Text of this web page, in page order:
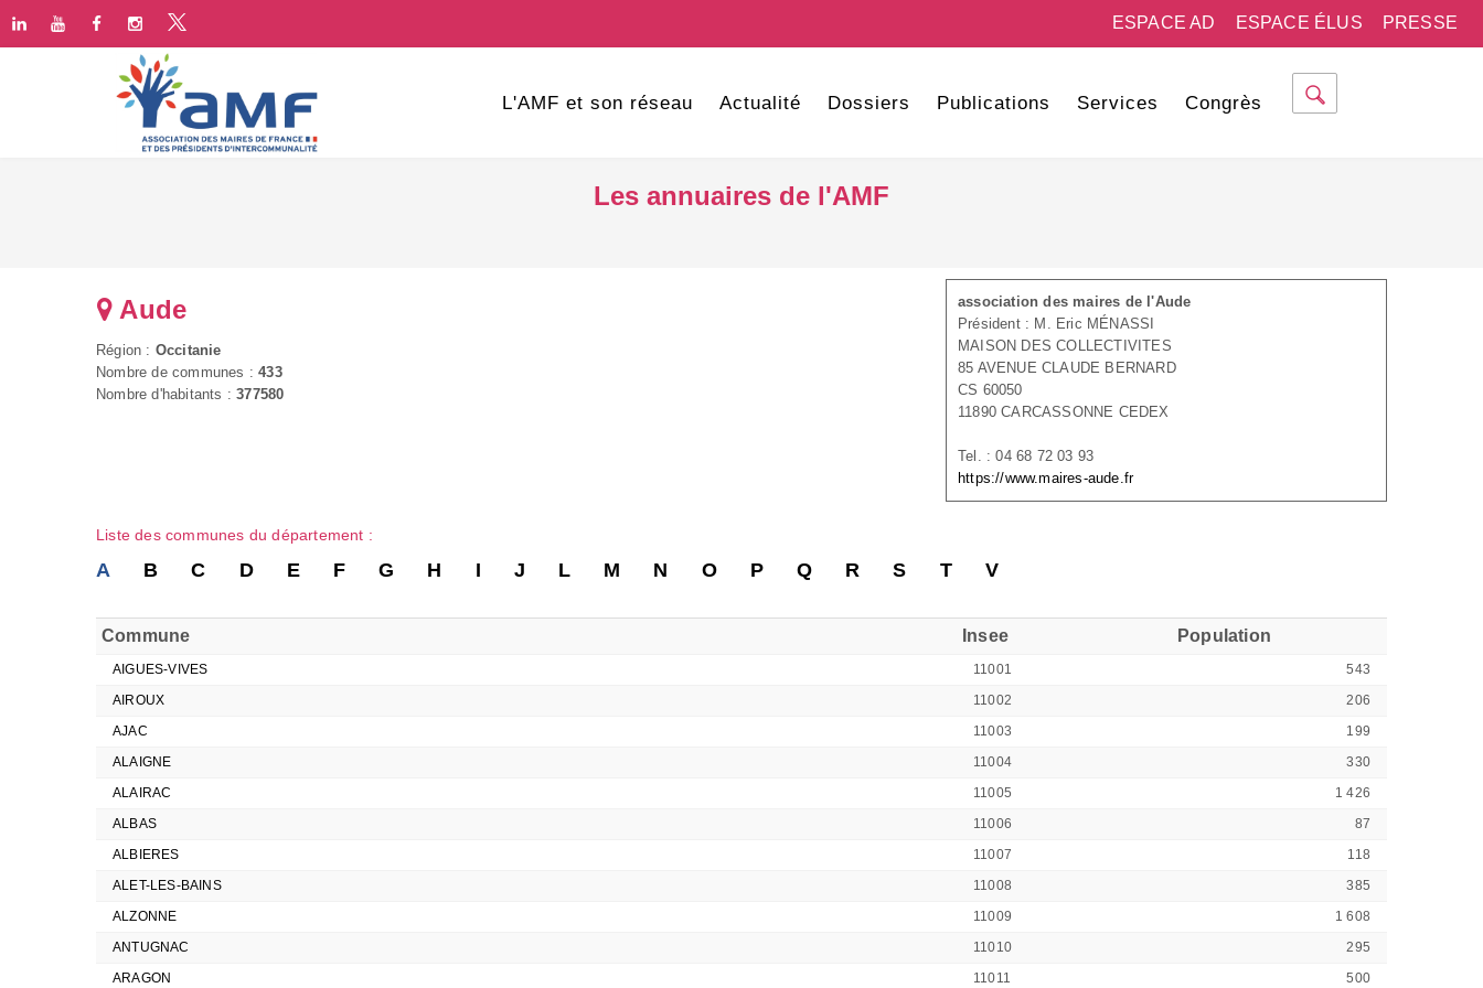
PRESSE
ESPACE ÉLUS
ESPACE AD
L'AMF et son réseau Actualité Dossiers Publications Services Congrès
Les annuaires de l'AMF
association des maires de l'Aude
Président : M. Eric MÉNASSI
MAISON DES COLLECTIVITES
85 AVENUE CLAUDE BERNARD
CS 60050
11890 CARCASSONNE CEDEX
Tel. : 04 68 72 03 93
https://www.maires-aude.fr
Aude
Région : Occitanie
Nombre de communes :433
Nombre d'habitants :377580
Liste des communes du département :
A B C D E F G H I J L M N O P Q R S T V
Commune Insee Population
AIGUES-VIVES 11001
543
AIROUX
11002
206
AJAC
11003
199
ALAIGNE
11004
330
ALAIRAC
11005
1 426
ALBAS
11006
87
ALBIERES
11007
118
ALET-LES-BAINS
11008
385
ALZONNE
11009
1 608
ANTUGNAC
11010
295
ARAGON
11011
500